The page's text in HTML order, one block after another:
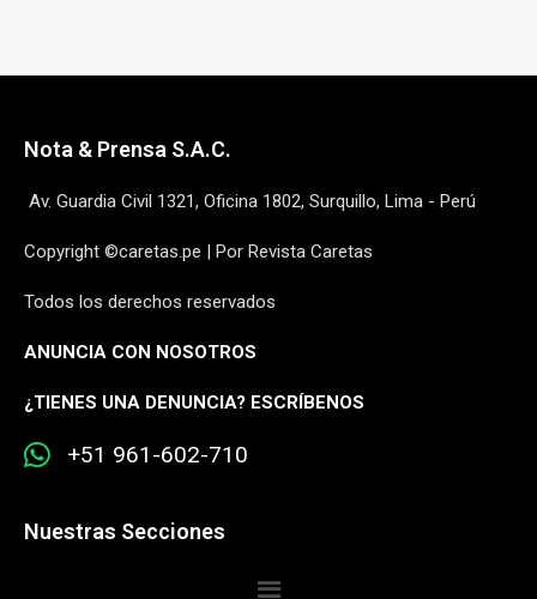
Nota & Prensa S.A.C.
Av. Guardia Civil 1321, Oficina 1802, Surquillo, Lima - Perú
Copyright ©caretas.pe | Por Revista Caretas
Todos los derechos reservados
ANUNCIA CON NOSOTROS
¿TIENES UNA DENUNCIA? ESCRÍBENOS
+51 961-602-710
Nuestras Secciones